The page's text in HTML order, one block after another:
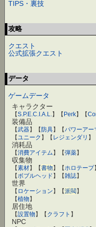
TIPS・裏技
攻略
クエスト
公式拡張クエスト
データ
ゲームデータ
キャラクター
【S.P.E.C.I.A.L.】【 Perk】【
装備品
【武器】【 防具】【パワーアー
【ユニーク 】【 レジェンダリ 】
消耗品
【消費アイテム 】【弾薬】
収集物
【素材】【書物 】【ホロテープ
【ボブルヘッド 】【雑誌】
世界
【 ロケーション 】【派閥 】
【植物 】
居住地
【設置物 】【 クラフト 】
NPC